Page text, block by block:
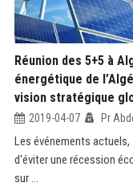
Réunion des 5+5 à
énergétique de
vision stratégique
2019-04-07 Pr
Les événements
d'éviter une récession
sur ...